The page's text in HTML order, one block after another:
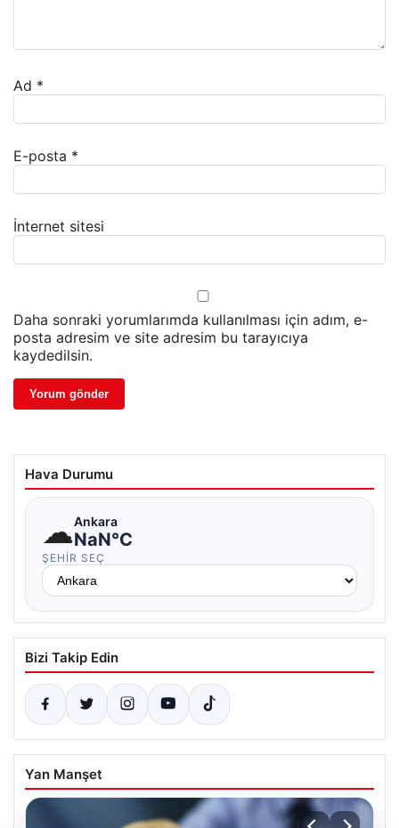
Ad *
E-posta *
İnternet sitesi
Daha sonraki yorumlarımda kullanılması için adım, e-
posta adresim ve site adresim bu tarayıcıya
kaydedilsin.
Hava Durumu
☁Ankara
NaN°C
ŞEHIR SEÇ
Bizi Takip Edin
Yan Manşet